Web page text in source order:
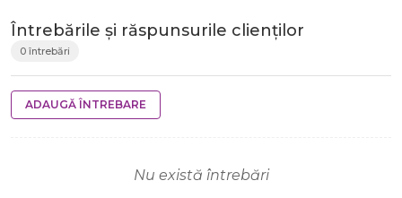
Întrebările și răspunsurile clienților
0 întrebări
ADAUGĂ ÎNTREBARE
Nu există întrebări